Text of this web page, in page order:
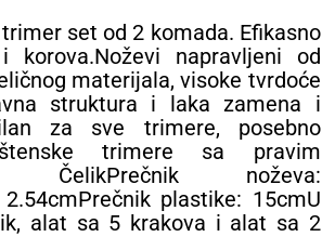
set od 2 komada. Efikasno
napravljeni od
materijala, visoke tvrdoće
struktura i laka zamena i
za sve trimere, posebno
trimere sa pravim
ČelikPrečnik noževa:
plastike: 15cmU
alat sa 5 krakova i alat sa 2